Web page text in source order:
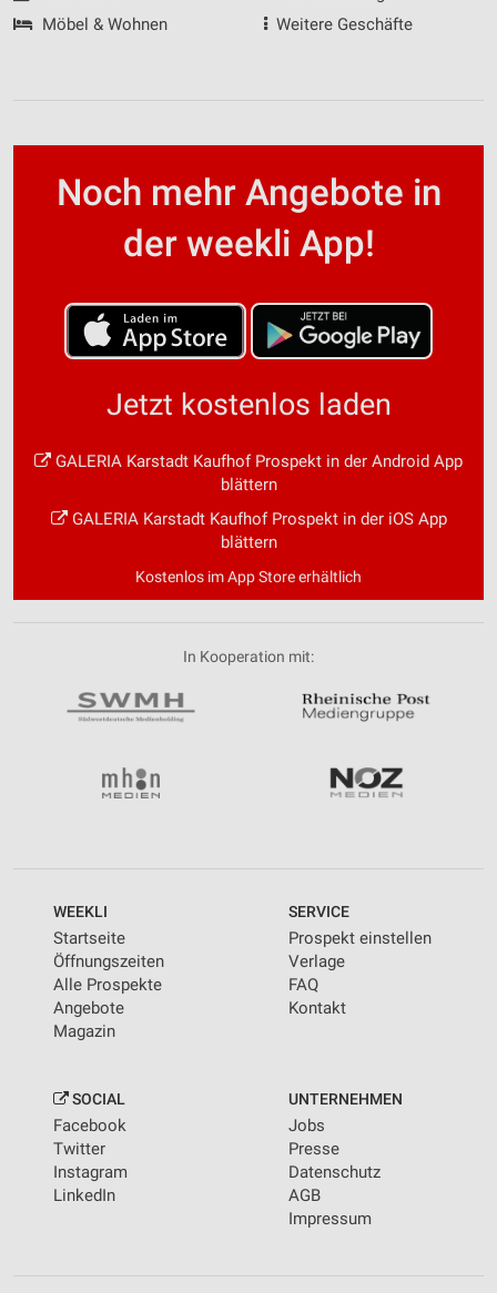
Möbel & Wohnen
Weitere Geschäfte
Noch mehr Angebote in
der weekli App!
Jetzt kostenlos laden
GALERIA Karstadt Kaufhof Prospekt in der Android App
blättern
GALERIA Karstadt Kaufhof Prospekt in der iOS App
blättern
Kostenlos im App Store erhältlich
In Kooperation mit:
WEEKLI
Startseite
Öffnungszeiten
Alle Prospekte
Angebote
Magazin
SERVICE
Prospekt einstellen
Verlage
FAQ
Kontakt
SOCIAL
Facebook
Twitter
Instagram
LinkedIn
UNTERNEHMEN
Jobs
Presse
Datenschutz
AGB
Impressum